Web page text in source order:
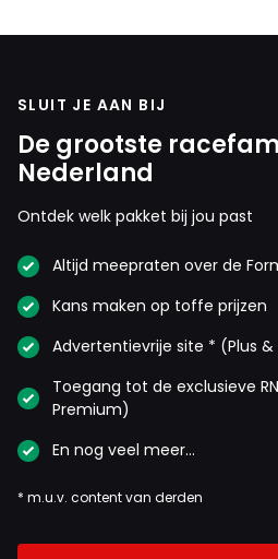
SLUIT JE AAN BIJ
De grootste
Nederland
Ontdek welk pakket bij jou past
Altijd meepraten over de
Kans maken op toffe prijzen
Advertentievrije site * (Plus
Toegang tot de exclusieve
Premium)
En nog veel meer…
* m.u.v. content van derden